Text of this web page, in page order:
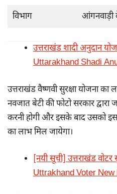
विभाग आंगनवाड़ी
उत्तराखंड शादी अनुदान
Uttarakhand Shadi
उत्तराखंड वैष्णवी सुरक्षा योजना
नवजात बेटी की फोटो सरकार
करनी होगी और इसके बाद उसको इस
का लाभ मिल जायेगा।
[नयी सूची] उत्तराखंड
Uttrakhand Voter New